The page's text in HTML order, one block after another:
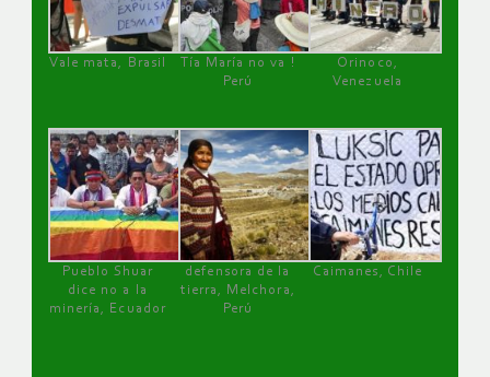
Vale mata, Brasil
Tía María no va !
Perú
Orinoco,
Venezuela
Pueblo Shuar
dice no a la
minería, Ecuador
defensora de la
tierra, Melchora,
Perú
Caimanes, Chile